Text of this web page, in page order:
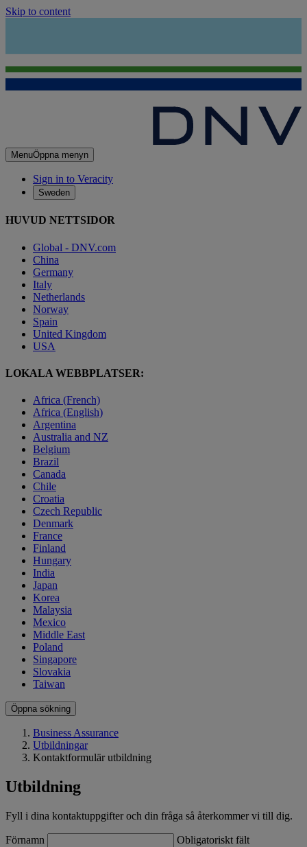
Skip to content
MenuÖppna menyn
Sign in to Veracity
Sweden
HUVUD NETTSIDOR
Global - DNV.com
China
Germany
Italy
Netherlands
Norway
Spain
United Kingdom
USA
LOKALA WEBBPLATSER:
Africa (French)
Africa (English)
Argentina
Australia and NZ
Belgium
Brazil
Canada
Chile
Croatia
Czech Republic
Denmark
France
Finland
Hungary
India
Japan
Korea
Malaysia
Mexico
Middle East
Poland
Singapore
Slovakia
Taiwan
Öppna sökning
Business Assurance
Utbildningar
Kontaktformulär utbildning
Utbildning
Fyll i dina kontaktuppgifter och din fråga så återkommer vi till dig.
Förnamn
Obligatoriskt fält